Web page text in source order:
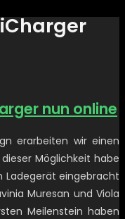
nun online
erarbeiten wir einen
Möglichkeit habe
Ladegerät eingebracht
Muresan und Viola
Meilenstein haben